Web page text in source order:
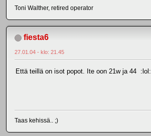
Toni Walther, retired operator
fiesta6
27.01.04 - klo: 21.45
Että teillä on isot popot. Ite oon 21w ja 44 :lol:
Taas kehissä.. ;)